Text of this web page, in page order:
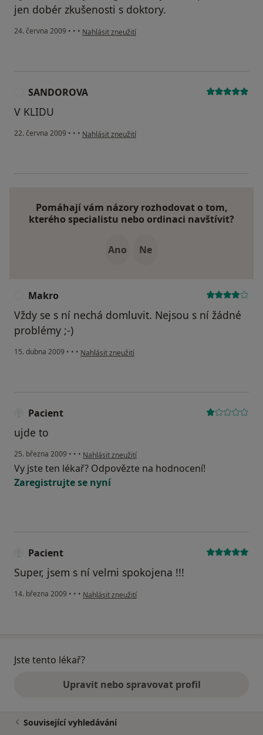
jen dobér zkušenosti s doktory.
24. června 2009 • • • podle názoru uživatele Váš účet byl odstraněn
Nahlásit zneužití
SANDOROVA
V KLIDU
22. června 2009 • • • podle názoru uživatele SANDOROVA
Nahlásit zneužití
Pomáhají vám názory rozhodovat o tom,
kterého specialistu nebo ordinaci navštívit?
Ano Ne
Makro
Vždy se s ní nechá domluvit. Nejsou s ní žádné
problémy ;-)
15. dubna 2009 • • • podle názoru uživatele Makro
Nahlásit zneužití
Pacient
ujde to
25. března 2009 • • • podle názoru uživatele Pacient
Nahlásit zneužití
Vy jste ten lékař? Odpovězte na hodnocení!
Zaregistrujte se nyní
Pacient
Super, jsem s ní velmi spokojena !!!
14. března 2009 • • • podle názoru uživatele Pacient
Nahlásit zneužití
Jste tento lékař?
Upravit nebo spravovat profil
Související vyhledávání